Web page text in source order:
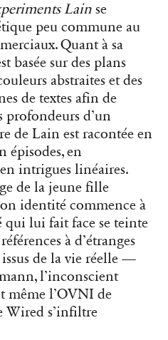
Lain se
peu commune au
Quant à sa
basée sur des plans
abstraites et des
de textes afin de
profondeurs d’un
de Lain est racontée en
épisodes, en
intrigues linéaires.
de la jeune fille
identité commence à
qui lui fait face se teinte
à d’étranges
de la vie réelle —
l’inconscient
même l’OVNI de
Wired s’infiltre